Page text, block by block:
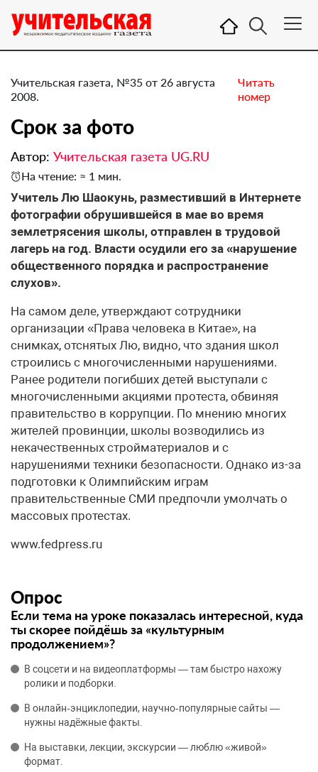
Учительская газета, №35 от 26 августа
2008.
Читать
номер
Срок за фото
Автор: Учительская газета UG.RU
На чтение: ≈ 1 мин.
Учитель Лю Шаокунь, разместивший в Интернете
фотографии обрушившейся в мае во время
землетрясения школы, отправлен в трудовой
лагерь на год. Власти осудили его за «нарушение
общественного порядка и распространение
слухов».
На самом деле, утверждают сотрудники
организации «Права человека в Китае», на
снимках, отснятых Лю, видно, что здания школ
строились с многочисленными нарушениями.
Ранее родители погибших детей выступали с
многочисленными акциями протеста, обвиняя
правительство в коррупции. По мнению многих
жителей провинции, школы возводились из
некачественных стройматериалов и с
нарушениями техники безопасности. Однако из-за
подготовки к Олимпийским играм
правительственные СМИ предпочли умолчать о
массовых протестах.
www.fedpress.ru
Опрос
Если тема на уроке показалась интересной, куда
ты скорее пойдёшь за «культурным
продолжением»?
В соцсети и на видеоплатформы — там быстро нахожу
ролики и подборки.
В онлайн‑энциклопедии, научно‑популярные сайты —
нужны надёжные факты.
На выставки, лекции, экскурсии — люблю «живой»
формат.